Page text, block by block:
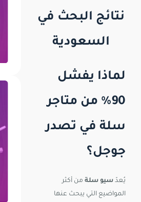
نتائج البحث في
السعودية
لماذا يفشل
90% من متاجر
سلة في تصدر
جوجل؟
يُعدّ سيو سلة من أكثر
المواضيع التي يبحث عنها